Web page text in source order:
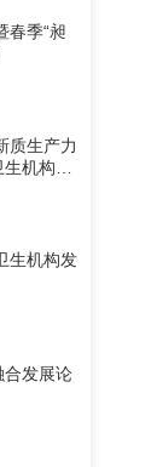
春季“昶
质生产力
机构产
生机构发
合发展论